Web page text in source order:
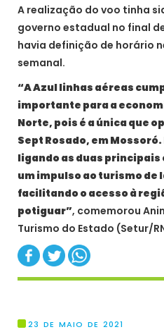
A realização do voo tinha
governo estadual no final
havia definição de horário
semanal.
“A Azul linhas aéreas
importante para a
Norte, pois é a única que
Sept Rosado, em
ligando as duas
um impulso ao turismo de
facilitando o acesso à
potiguar”, comemorou
Turismo do Estado (Setur/
23 DE MAIO DE 2021